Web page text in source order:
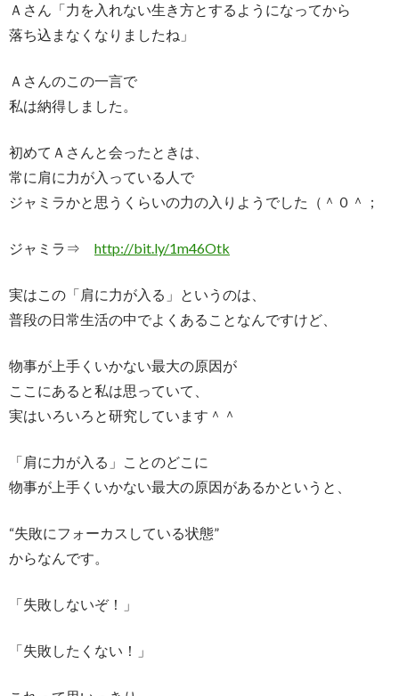
Ａさん「力を入れない生き方とするようになってから
落ち込まなくなりましたね」
Ａさんのこの一言で
私は納得しました。
初めてＡさんと会ったときは、
常に肩に力が入っている人で
ジャミラかと思うくらいの力の入りようでした（＾０＾；
ジャミラ⇒ http://bit.ly/1m46Otk
実はこの「肩に力が入る」というのは、
普段の日常生活の中でよくあることなんですけど、
物事が上手くいかない最大の原因が
ここにあると私は思っていて、
実はいろいろと研究しています＾＾
「肩に力が入る」ことのどこに
物事が上手くいかない最大の原因があるかというと、
“失敗にフォーカスしている状態”
からなんです。
「失敗しないぞ！」
「失敗したくない！」